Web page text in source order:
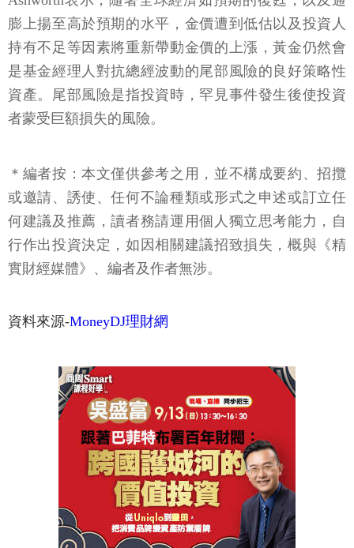
膨上揚至高於預期的水平，金價遭到低估以及投資人
持有不足等因素將重新帶動金價的上漲，黃金仍然會
是基金經理人對抗總經波動的尾部風險的良好策略性
資產。尾部風險是指投資時，罕見事件發生後使投資
者蒙受巨額損失的風險。
＊編者按：本文僅供參考之用，並不構成要約、招攬
或邀請、誘使、任何不論種類或形式之申述或訂立任
何建議及推薦，讀者務請運用個人獨立思考能力，自
行作出投資決定，如因相關建議招致損失，概與《精
實財經媒體》、編者及作者無涉。
資料來源-MoneyDJ理財網